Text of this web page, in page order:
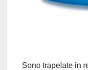
Sono trapelate in